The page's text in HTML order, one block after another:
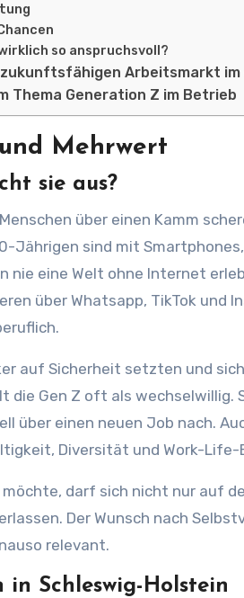
so anspruchsvoll?
zukunftsfähigen Arbeitsmarkt
Thema Generation Z im Betrieb
Mehrwert
sie aus?
über einen Kamm
Jährigen sind mit
nie eine Welt ohne Internet
über Whatsapp, TikTok und
auf Sicherheit setzten und
die Gen Z oft als
über einen neuen Job nach.
Diversität und Work-
darf sich nicht nur auf
Der Wunsch nach
relevant.
in Schleswig-Holstein